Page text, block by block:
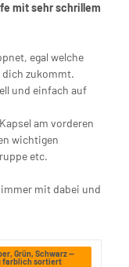
mit sehr schrillem
egal welche
zukommt.
und einfach auf
am vorderen
wichtigen
etc.
mit dabei und
Grün, Schwarz —
farblich sortiert